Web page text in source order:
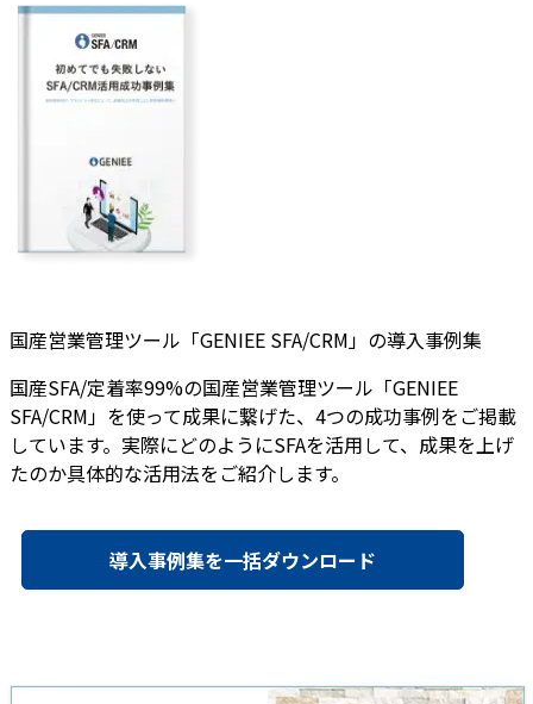
国産営業管理ツール「GENIEE SFA/CRM」の導入事例集
国産SFA/定着率99%の国産営業管理ツール「GENIEE
SFA/CRM」を使って成果に繋げた、4つの成功事例をご掲載
しています。実際にどのようにSFAを活用して、成果を上げ
たのか具体的な活用法をご紹介します。
導入事例集を一括ダウンロード